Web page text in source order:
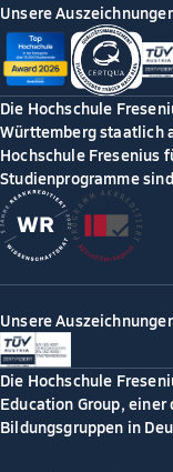
Unsere
Die Hochschule
Württemberg staatlich
Hochschule Fresenius
Studienprogramme
Unsere
Die Hochschule
Education Group,
Bildungsgruppen in